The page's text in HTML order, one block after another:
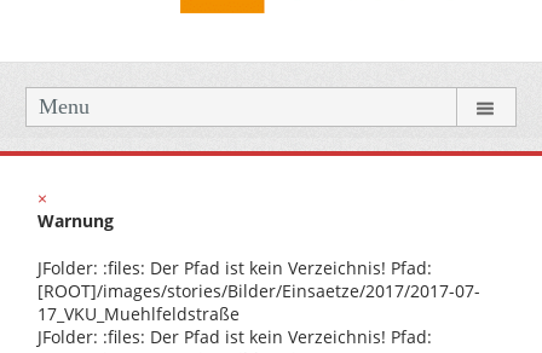
Menu
×
Warnung
JFolder: :files: Der Pfad ist kein Verzeichnis! Pfad:
[ROOT]/images/stories/Bilder/Einsaetze/2017/2017-07-
17_VKU_Muehlfeldstraße
JFolder: :files: Der Pfad ist kein Verzeichnis! Pfad: